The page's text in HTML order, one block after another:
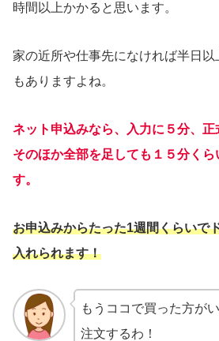
時間以上かかると思います。
家の近所や仕事先になければ半日以
もありますよね。
ネット申込みなら、入力に５分、正
そのほか全部を足しても１５分く
す。
お申込みからたった1週間くらいで
入れられます！
もうココで買った方が
注文するわ！